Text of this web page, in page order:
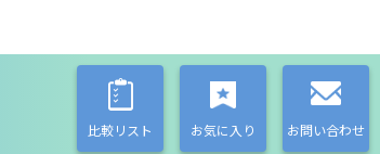
比較リスト お気に入り お問い合わせ